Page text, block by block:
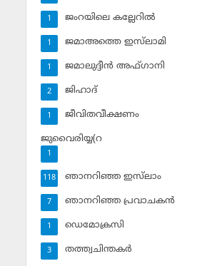
ജംറയിലെ കല്ലേറില്‍
1
ജമാഅത്തെ ഇസ്‌ലാമി
1
ജമാലുദ്ദീന്‍ അഫ്ഗാനി
1
ജിഹാദ്‌
2
ജീവിതവീക്ഷണം
1
ജുവൈരിയ്യ(റ
1
ഞാനറിഞ്ഞ ഇസ്‌ലാം
118
ഞാനറിഞ്ഞ പ്രവാചകന്‍
7
ഡെമോക്രസി
1
തത്ത്വചിന്തകര്‍
3